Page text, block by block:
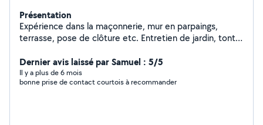
Présentation
Expérience dans la maçonnerie, mur en parpaings,
terrasse, pose de clôture etc. Entretien de jardin, tonte
Dernier avis laissé par Samuel : 5/5
Il y a plus de 6 mois
bonne prise de contact courtois à recommander